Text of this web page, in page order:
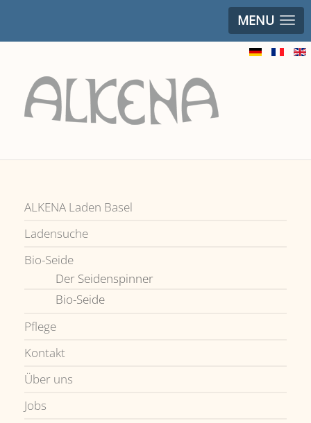
MENU
ALKENA Laden Basel
Ladensuche
Bio-Seide
Der Seidenspinner
Bio-Seide
Pflege
Kontakt
Über uns
Jobs